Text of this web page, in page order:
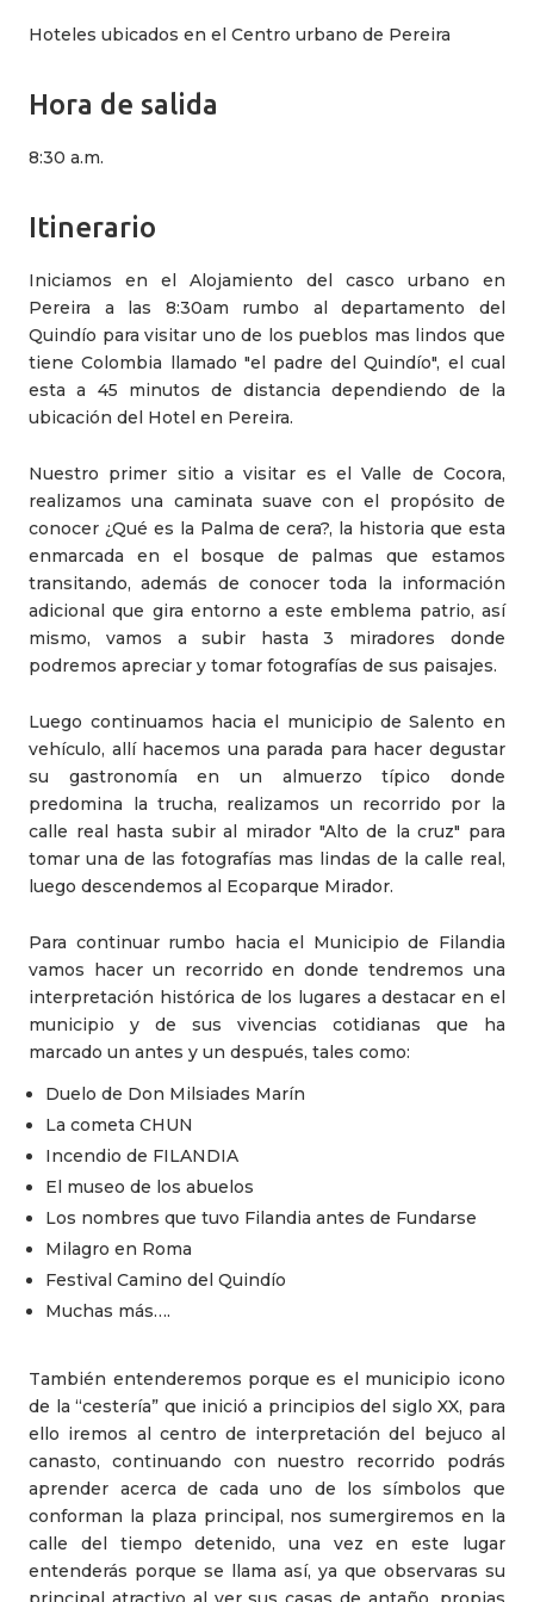
Hoteles ubicados en el Centro urbano de Pereira
Hora de salida
8:30 a.m.
Itinerario
Iniciamos en el Alojamiento del casco urbano en
Pereira a las 8:30am rumbo al departamento del
Quindío para visitar uno de los pueblos mas lindos que
tiene Colombia llamado "el padre del Quindío", el cual
esta a 45 minutos de distancia dependiendo de la
ubicación del Hotel en Pereira.
Nuestro primer sitio a visitar es el Valle de Cocora,
realizamos una caminata suave con el propósito de
conocer ¿Qué es la Palma de cera?, la historia que esta
enmarcada en el bosque de palmas que estamos
transitando, además de conocer toda la información
adicional que gira entorno a este emblema patrio, así
mismo, vamos a subir hasta 3 miradores donde
podremos apreciar y tomar fotografías de sus paisajes.
Luego continuamos hacia el municipio de Salento en
vehículo, allí hacemos una parada para hacer degustar
su gastronomía en un almuerzo típico donde
predomina la trucha, realizamos un recorrido por la
calle real hasta subir al mirador "Alto de la cruz" para
tomar una de las fotografías mas lindas de la calle real,
luego descendemos al Ecoparque Mirador.
Para continuar rumbo hacia el Municipio de Filandia
vamos hacer un recorrido en donde tendremos una
interpretación histórica de los lugares a destacar en el
municipio y de sus vivencias cotidianas que ha
marcado un antes y un después, tales como:
Duelo de Don Milsiades Marín
La cometa CHUN
Incendio de FILANDIA
El museo de los abuelos
Los nombres que tuvo Filandia antes de Fundarse
Milagro en Roma
Festival Camino del Quindío
Muchas más….
También entenderemos porque es el municipio icono
de la “cestería” que inició a principios del siglo XX, para
ello iremos al centro de interpretación del bejuco al
canasto, continuando con nuestro recorrido podrás
aprender acerca de cada uno de los símbolos que
conforman la plaza principal, nos sumergiremos en la
calle del tiempo detenido, una vez en este lugar
entenderás porque se llama así, ya que observaras su